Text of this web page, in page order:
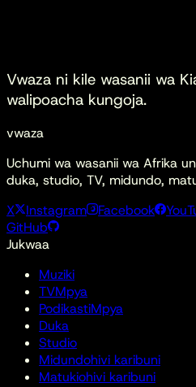
Vwaza ni kile wasanii wa
walipoacha kungoja.
vwaza
Uchumi wa wasanii wa Afrika
duka, studio, TV, midundo,
X
Instagram Facebook
GitHub
Jukwaa
Muziki
TVMpya
PodikastiMpya
Duka
Studio
Midundohivi karibuni
Matukiohivi karibuni